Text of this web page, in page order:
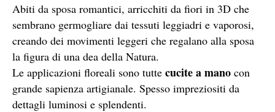
Abiti da sposa romantici, arricchiti da fiori in 3D che
sembrano germogliare dai tessuti leggiadri e vaporosi,
creando dei movimenti leggeri che regalano alla sposa
la figura di una dea della Natura.
Le applicazioni floreali sono tutte cucite a mano con
grande sapienza artigianale. Spesso impreziositi da
dettagli luminosi e splendenti.